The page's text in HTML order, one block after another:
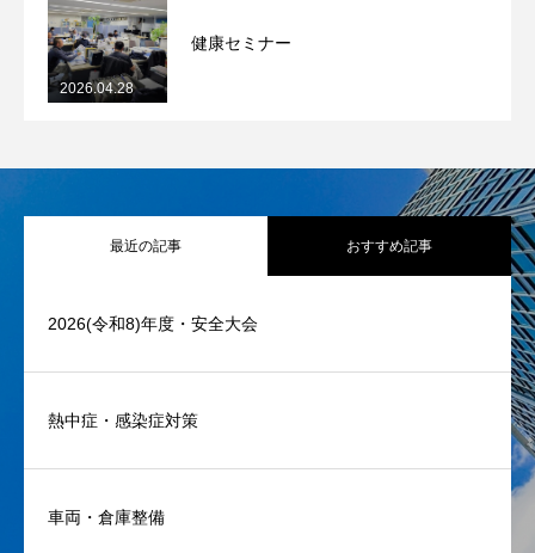
健康セミナー
2026.04.28
最近の記事 おすすめ記事
2026(令和8)年度・安全大会
熱中症・感染症対策
車両・倉庫整備